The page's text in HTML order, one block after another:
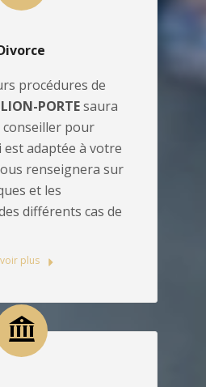
procédures de
PORTEsaura
pour
est adaptée à votre
renseignera sur
et les
différents cas de
plus